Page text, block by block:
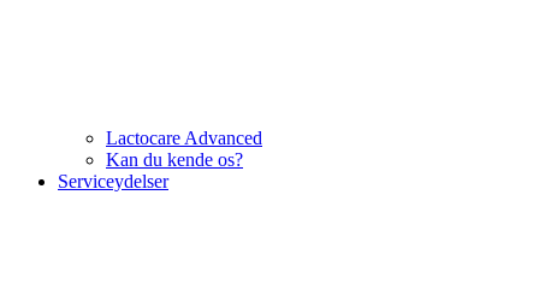
Lactocare Advanced
Kan du kende os?
Serviceydelser